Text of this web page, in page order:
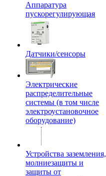
Аппаратура
пускорегулирующая
Датчики/сенсоры
Электрические
распределительные
системы (в том числе
электроустановочное
оборудование)
Устройства заземления,
молниезащиты и
защиты от